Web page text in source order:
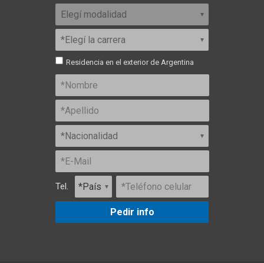
Residencia en el exterior de Argentina
Tel.
Pedir info